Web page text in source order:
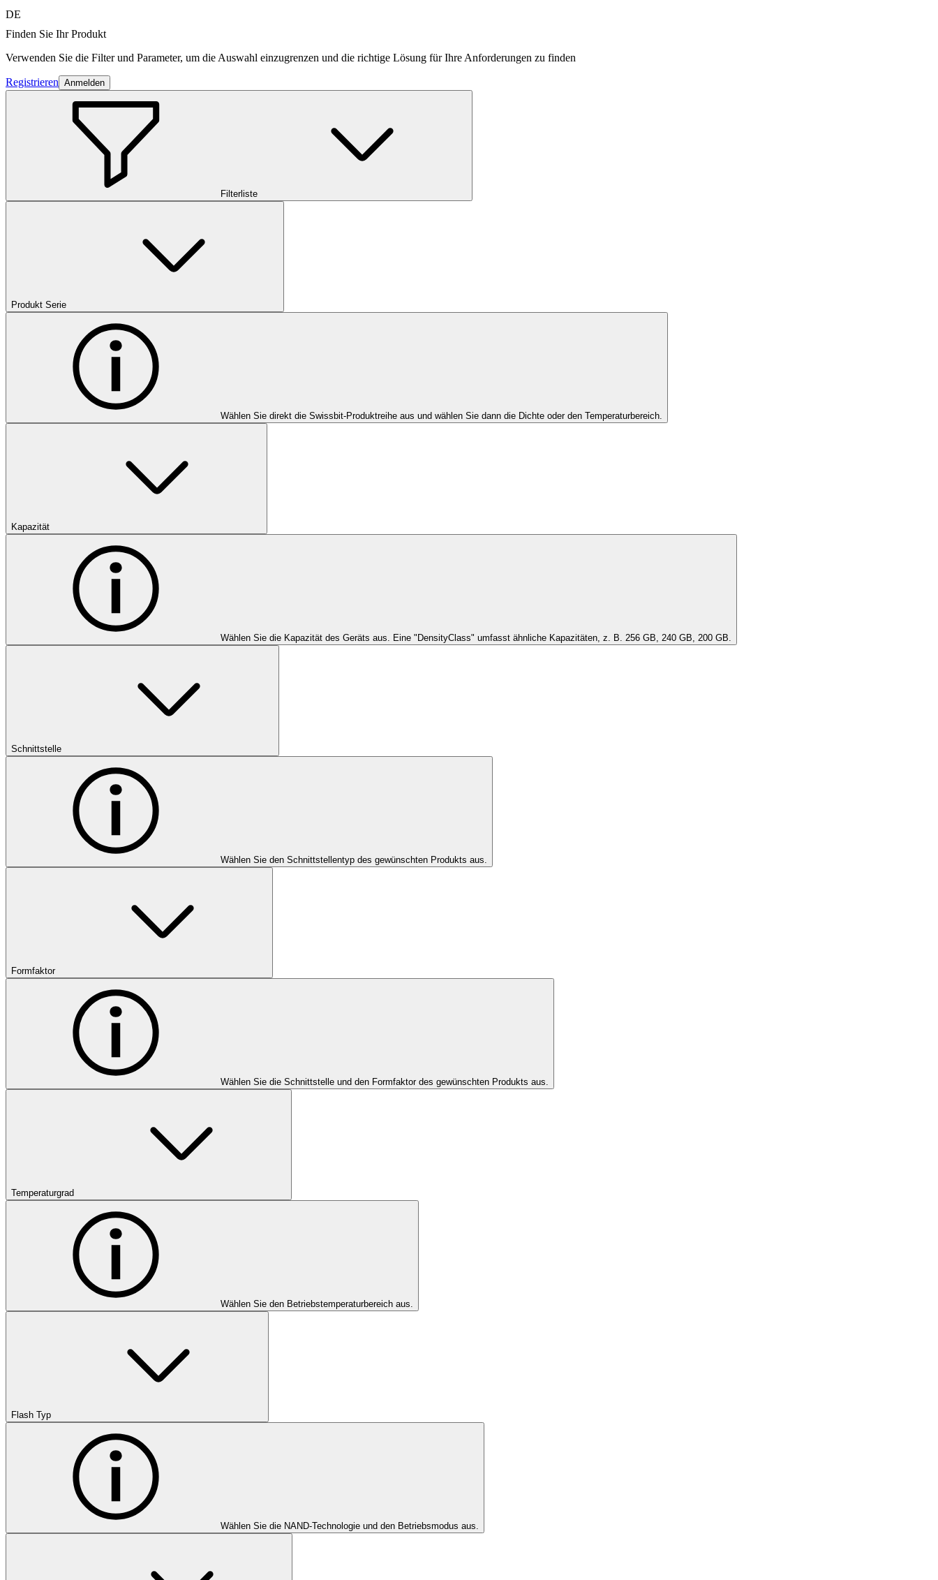
DE
Finden Sie Ihr Produkt
Verwenden Sie die Filter und Parameter, um die Auswahl einzugrenzen und die richtige Lösung für Ihre Anforderungen zu finden
Registrieren Anmelden
Filterliste
Produkt Serie
Wählen Sie direkt die Swissbit-Produktreihe aus und wählen Sie dann die Dichte oder den Temperaturbereich.
Kapazität
Wählen Sie die Kapazität des Geräts aus. Eine "DensityClass" umfasst ähnliche Kapazitäten, z. B. 256 GB, 240 GB, 200 GB.
Schnittstelle
Wählen Sie den Schnittstellentyp des gewünschten Produkts aus.
Formfaktor
Wählen Sie die Schnittstelle und den Formfaktor des gewünschten Produkts aus.
Temperaturgrad
Wählen Sie den Betriebstemperaturbereich aus.
Flash Typ
Wählen Sie die NAND-Technologie und den Betriebsmodus aus.